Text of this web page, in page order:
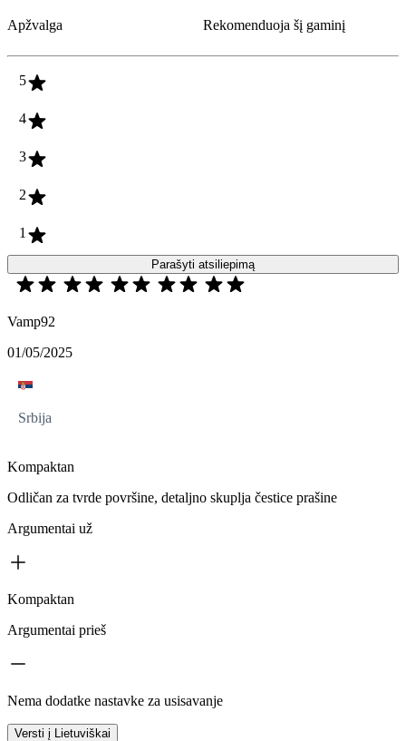
Apžvalga
Rekomenduoja šį gaminį
5
4
3
2
1
Parašyti atsiliepimą
Vamp92
01/05/2025
Srbija
Kompaktan
Odličan za tvrde površine, detaljno skuplja čestice prašine
Argumentai už
Kompaktan
Argumentai prieš
Nema dodatke nastavke za usisavanje
Versti į Lietuviškai